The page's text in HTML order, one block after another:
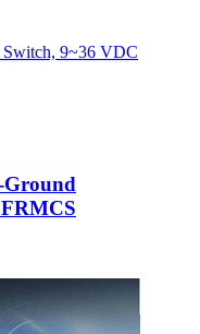
9~36 VDC
Ground